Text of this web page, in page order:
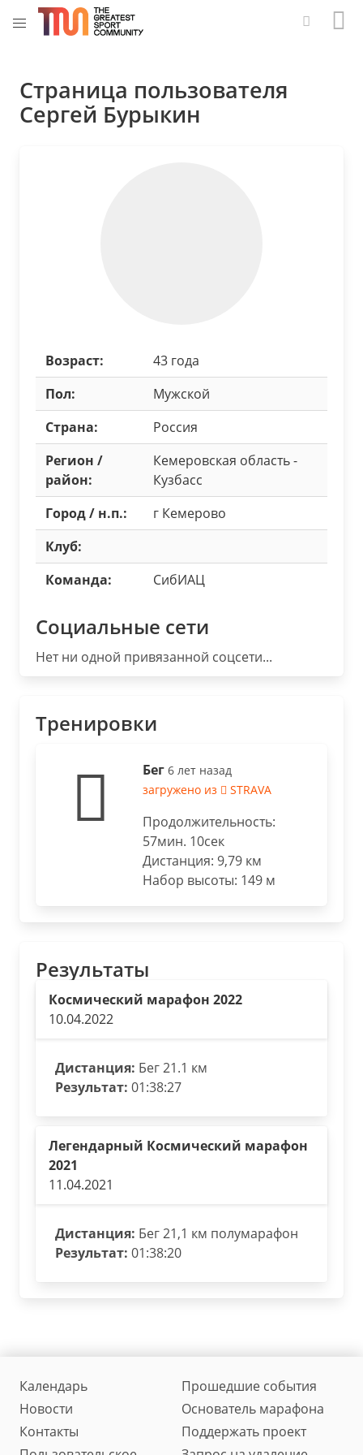
Страница пользователя
Сергей Бурыкин
Возраст:
43 года
Пол:
Мужской
Страна:
Россия
Регион /
район:
Кемеровская область -
Кузбасс
Город / н.п.:
г Кемерово
Клуб:
Команда:
СибИАЦ
Социальные сети
Нет ни одной привязанной соцсети...
Тренировки
Бег 6 лет назад
загружено из
STRAVA
Продолжительность:
57мин. 10сек
Дистанция: 9,79 км
Набор высоты: 149 м
Результаты
Космический марафон 2022
10.04.2022
Дистанция: Бег 21.1 км
Результат: 01:38:27
Легендарный Космический марафон
2021
11.04.2021
Дистанция: Бег 21,1 км полумарафон
Результат: 01:38:20
Календарь
Прошедшие события
Новости
Основатель марафона
Контакты
Поддержать проект